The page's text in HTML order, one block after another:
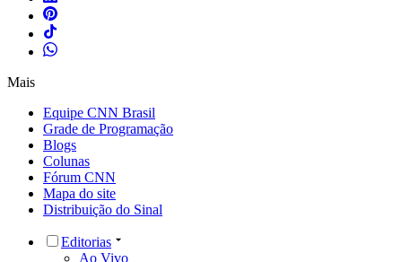
Mais
Equipe CNN Brasil
Grade de Programação
Blogs
Colunas
Fórum CNN
Mapa do site
Distribuição do Sinal
Editorias
Ao Vivo